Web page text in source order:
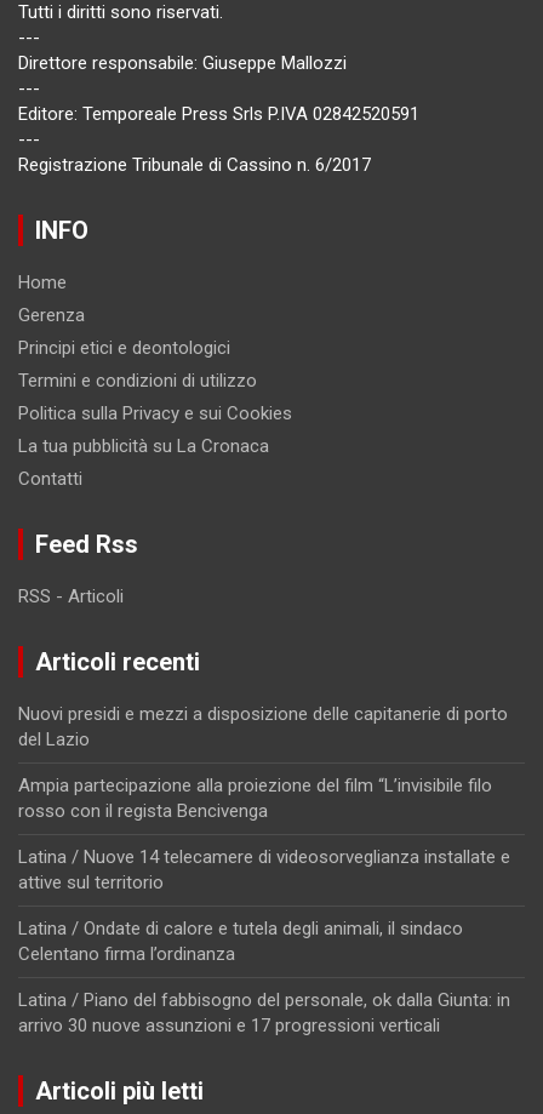
Tutti i diritti sono riservati.
---
Direttore responsabile: Giuseppe Mallozzi
---
Editore: Temporeale Press Srls P.IVA 02842520591
---
Registrazione Tribunale di Cassino n. 6/2017
INFO
Home
Gerenza
Principi etici e deontologici
Termini e condizioni di utilizzo
Politica sulla Privacy e sui Cookies
La tua pubblicità su La Cronaca
Contatti
Feed Rss
RSS - Articoli
Articoli recenti
Nuovi presidi e mezzi a disposizione delle capitanerie di porto
del Lazio
Ampia partecipazione alla proiezione del film “L’invisibile filo
rosso con il regista Bencivenga
Latina / Nuove 14 telecamere di videosorveglianza installate e
attive sul territorio
Latina / Ondate di calore e tutela degli animali, il sindaco
Celentano firma l’ordinanza
Latina / Piano del fabbisogno del personale, ok dalla Giunta: in
arrivo 30 nuove assunzioni e 17 progressioni verticali
Articoli più letti